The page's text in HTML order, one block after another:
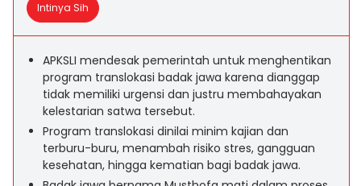
Intinya Sih
APKSLI mendesak pemerintah untuk menghentikan
program translokasi badak jawa karena dianggap
tidak memiliki urgensi dan justru membahayakan
kelestarian satwa tersebut.
Program translokasi dinilai minim kajian dan
terburu-buru, menambah risiko stres, gangguan
kesehatan, hingga kematian bagi badak jawa.